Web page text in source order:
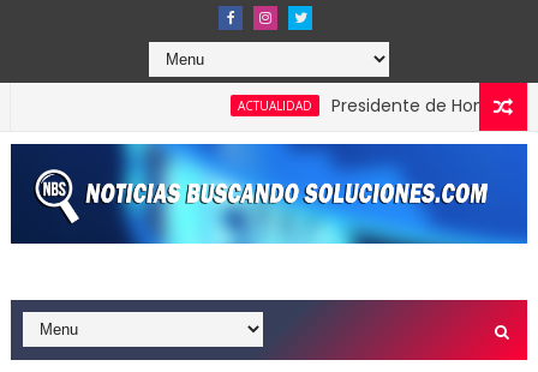
ACTUALIDAD Presidente de Honduras